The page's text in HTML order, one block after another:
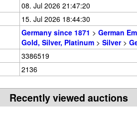
08. Jul 2026 21:47:20
15. Jul 2026 18:44:30
Germany since 1871 > German
Gold, Silver, Platinum > Silver>
3386519
2136
Recently viewed auctions